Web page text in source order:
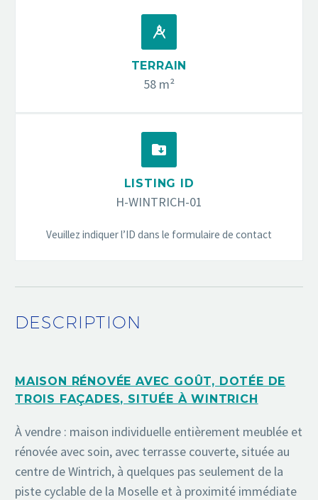


TERRAIN
58 m²


LISTING ID
H-WINTRICH-01
Veuillez indiquer l’ID dans le formulaire de contact
DESCRIPTION
MAISON RÉNOVÉE AVEC GOÛT, DOTÉE DE
TROIS FAÇADES, SITUÉE À WINTRICH
À vendre : maison individuelle entièrement meublée et
rénovée avec soin, avec terrasse couverte, située au
centre de Wintrich, à quelques pas seulement de la
piste cyclable de la Moselle et à proximité immédiate